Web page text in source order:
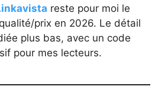
reste pour moi le
prix en 2026. Le détail
plus bas, avec un code
pour mes lecteurs.